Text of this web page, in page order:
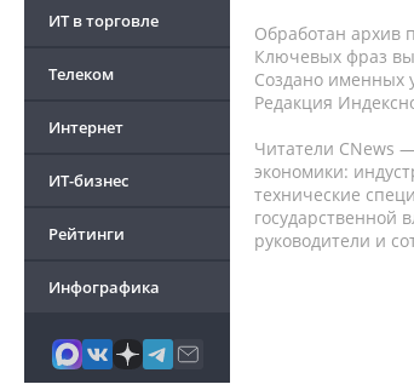
ИТ в торговле
Телеком
Интернет
ИТ-бизнес
Рейтинги
Инфографика
Обработан архив
Ключевых фраз
Создано именных
Редакция
Читатели CNews
экономики:
технические
государственной
руководители и